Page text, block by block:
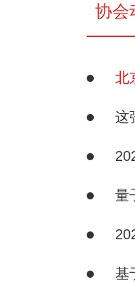
协会
这
量
基